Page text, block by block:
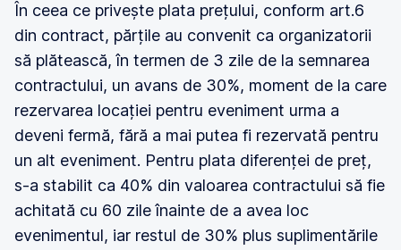
În ceea ce privește plata prețului, conform art.6
din contract, părțile au convenit ca organizatorii
să plătească, în termen de 3 zile de la semnarea
contractului, un avans de 30%, moment de la care
rezervarea locației pentru eveniment urma a
deveni fermă, fără a mai putea fi rezervată pentru
un alt eveniment. Pentru plata diferenței de preț,
s-a stabilit ca 40% din valoarea contractului să fie
achitată cu 60 zile înainte de a avea loc
evenimentul, iar restul de 30% plus suplimentările